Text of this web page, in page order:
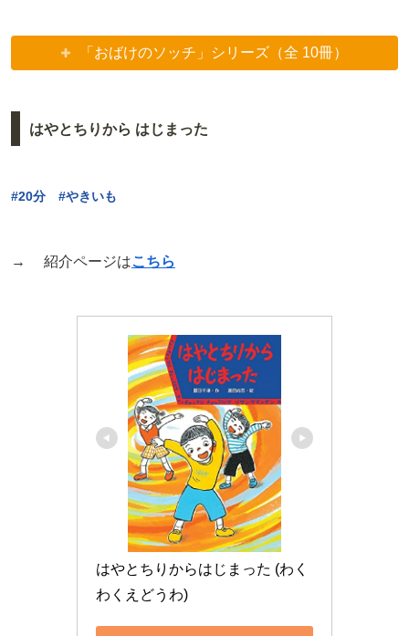
「おばけのソッチ」シリーズ（全 10冊）
はやとちりから はじまった
#20分 #やきいも
→ 紹介ページはこちら
はやとちりからはじまった (わく
わくえどうわ)